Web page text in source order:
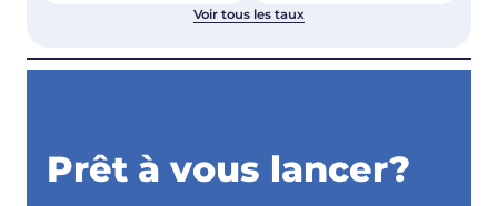
Voir tous les taux
Prêt à vous lancer?